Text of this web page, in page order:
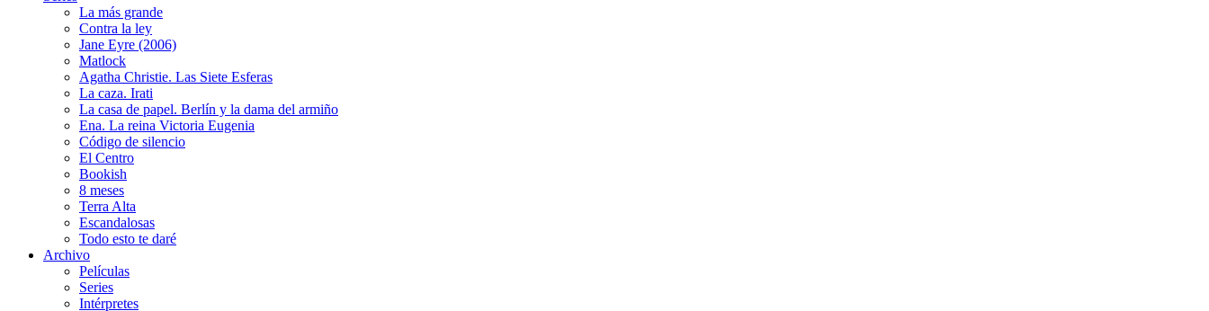
La más grande
Contra la ley
Jane Eyre (2006)
Matlock
Agatha Christie. Las Siete Esferas
La caza. Irati
La casa de papel. Berlín y la dama del armiño
Ena. La reina Victoria Eugenia
Código de silencio
El Centro
Bookish
8 meses
Terra Alta
Escandalosas
Todo esto te daré
Archivo
Películas
Series
Intérpretes